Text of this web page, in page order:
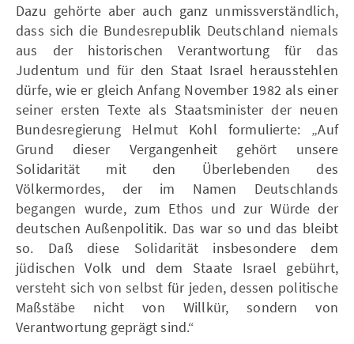
Dazu gehörte aber auch ganz unmissverständlich,
dass sich die Bundesrepublik Deutschland niemals
aus der historischen Verantwortung für das
Judentum und für den Staat Israel herausstehlen
dürfe, wie er gleich Anfang November 1982 als einer
seiner ersten Texte als Staatsminister der neuen
Bundesregierung Helmut Kohl formulierte: „Auf
Grund dieser Vergangenheit gehört unsere
Solidarität mit den Überlebenden des
Völkermordes, der im Namen Deutschlands
begangen wurde, zum Ethos und zur Würde der
deutschen Außenpolitik. Das war so und das bleibt
so. Daß diese Solidarität insbesondere dem
jüdischen Volk und dem Staate Israel gebührt,
versteht sich von selbst für jeden, dessen politische
Maßstäbe nicht von Willkür, sondern von
Verantwortung geprägt sind.“